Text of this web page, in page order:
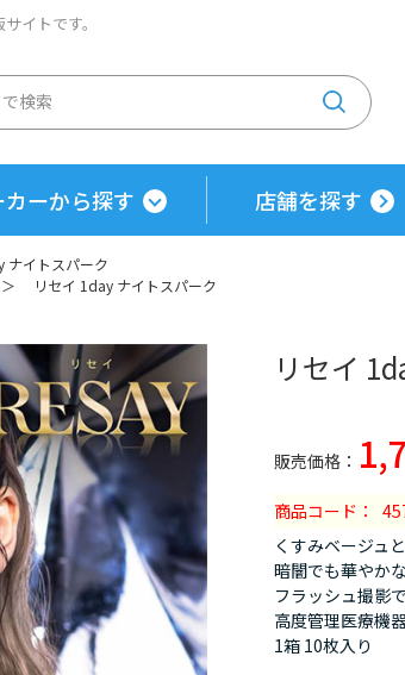
イトです。
ーから探す 店舗を探す
ナイトスパーク
＞
リセイ 1day ナイトスパーク
リセイ
商品コード
くすみベージュ
暗闇でも華やか
フラッシュ撮影
高度管理医療機
1箱 10枚入り